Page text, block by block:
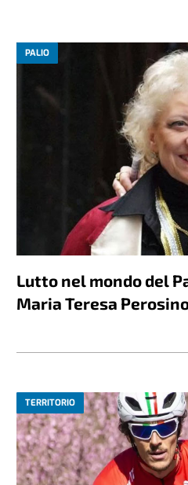
PALIO
Lutto nel mondo del
Maria Teresa
TERRITORIO